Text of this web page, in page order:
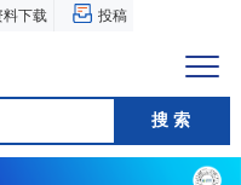
料下载 投稿